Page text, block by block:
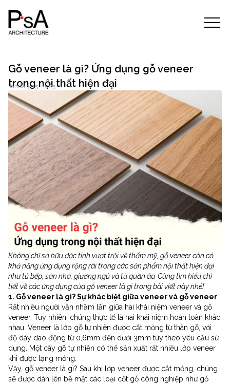
Gỗ veneer là gì? Ứng dụng gỗ veneer
trong nội thất hiện đại
January 15, 2025
Không chỉ sở hữu đặc tính vượt trội về thẩm mỹ, gỗ veneer còn có
khả năng ứng dụng rộng rãi trong các sản phẩm nội thất hiện đại
như tủ bếp, sàn nhà, giường ngủ và tủ quần áo. Cùng tìm hiểu chi
tiết về các ứng dụng của gỗ veneer là gì trong bài viết này nhé!
1. Gỗ veneer là gì? Sự khác biệt giữa veneer và gỗ veneer
Rất nhiều người vẫn nhầm lẫn giữa hai khái niệm veneer và gỗ
veneer. Tuy nhiên, chúng thực tế là hai khái niệm hoàn toàn khác
nhau. Veneer là lớp gỗ tự nhiên được cắt mỏng từ thân gỗ, với
độ dày dao động từ 0,6mm đến dưới 3mm tùy theo yêu cầu sử
dụng. Một cây gỗ tự nhiên có thể sản xuất rất nhiều lớp veneer
khi được lạng mỏng.
Vậy, gỗ veneer là gì? Sau khi lớp veneer được cắt mỏng, chúng
sẽ được dán lên bề mặt các loại cốt gỗ công nghiệp như gỗ